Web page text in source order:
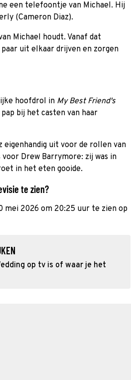
een telefoontje van Michael. Hij
(Cameron Diaz).
Michael houdt. Vanaf dat
uit elkaar drijven en zorgen
hoofdrol in My Best Friend's
bij het casten van haar
eigenhandig uit voor de rollen van
Drew Barrymore: zij was in
in het eten gooide.
te zien?
mei 2026 om 20:25 uur te zien op
op tv is of waar je het